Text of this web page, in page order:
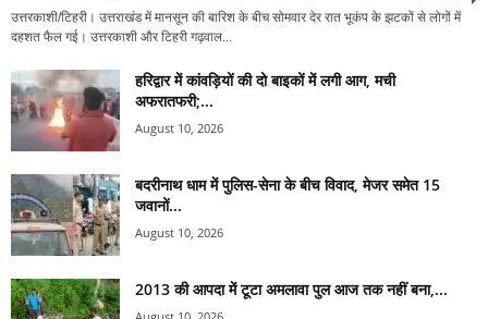
उत्तरकाशी/टिहरी। उत्तराखंड में मानसून की बारिश के बीच सोमवार देर रात भूकंप के झटकों से लोगों में
दहशत फैल गई। उत्तरकाशी और टिहरी गढ़वाल...
हरिद्वार में कांवड़ियों की दो बाइकों में लगी आग, मची
अफरातफरी;...
August 10, 2026
बदरीनाथ धाम में पुलिस-सेना के बीच विवाद, मेजर समेत 15
जवानों...
August 10, 2026
2013 की आपदा में टूटा अमलावा पुल आज तक नहीं बना,...